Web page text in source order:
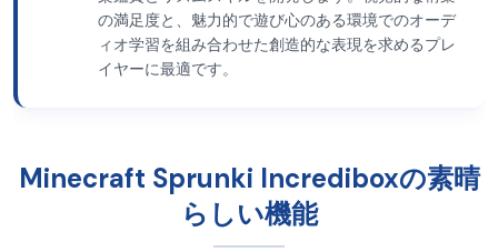
の満足度と、魅力的で遊び心のある環境でのオーデ
ィオ学習を組み合わせた創造的な表現を求めるプレ
イヤーに最適です。
Minecraft Sprunki Incrediboxの素晴
らしい機能